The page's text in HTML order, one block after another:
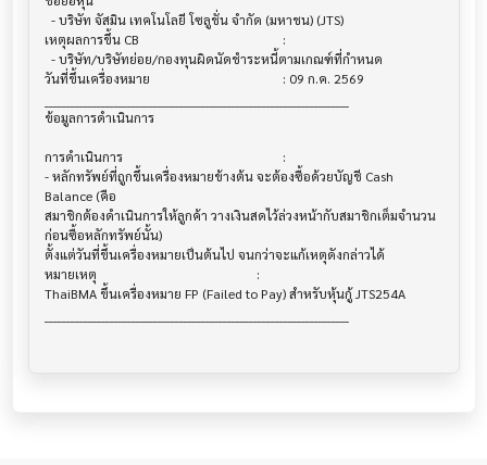
เหตุผลการขึ้น CB                         			 :
วันที่ขึ้นเครื่องหมาย                       			 : 09 ก.ค. 2569
ข้อมูลการดำเนินการ
การดำเนินการ                           			 :
- หลักทรัพย์ที่ถูกขึ้นเครื่องหมายข้างต้น จะต้องซื้อด้วยบัญชี Cash
Balance (คือ
สมาชิกต้องดำเนินการให้ลูกค้า วางเงินสดไว้ล่วงหน้ากับสมาชิกเต็มจำนวน
ก่อนซื้อหลักทรัพย์นั้น)
ตั้งแต่วันที่ขึ้นเครื่องหมายเป็นต้นไป จนกว่าจะแก้เหตุดังกล่าวได้
หมายเหตุ                               			 :
ThaiBMA ขึ้นเครื่องหมาย FP (Failed to Pay) สำหรับหุ้นกู้ JTS254A